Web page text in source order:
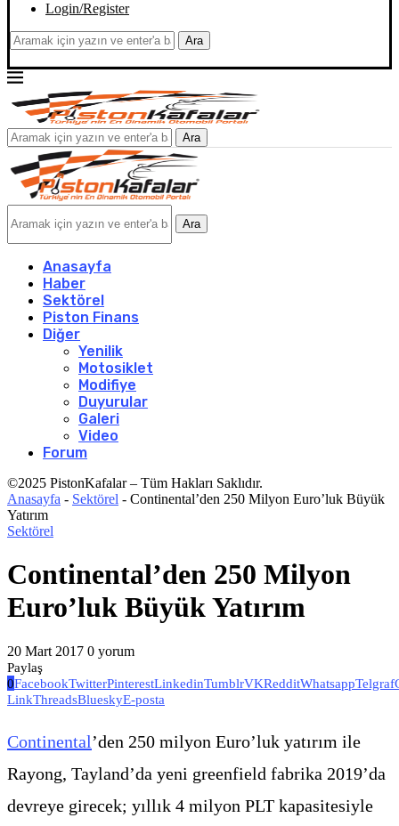
Login/Register
Ara
Ara
Ara
Anasayfa
Haber
Sektörel
Piston Finans
Diğer
Yenilik
Motosiklet
Modifiye
Duyurular
Galeri
Video
Forum
©2025 PistonKafalar – Tüm Hakları Saklıdır.
Anasayfa - Sektörel - Continental’den 250 Milyon Euro’luk Büyük
Yatırım
Sektörel
Continental’den 250 Milyon
Euro’luk Büyük Yatırım
20 Mart 2017 0 yorum
Paylaş
0FacebookTwitterPinterestLinkedinTumblrVKRedditWhatsappTelgraf
LinkThreadsBlueskyE-posta
Continental’den 250 milyon Euro’luk yatırım ile
Rayong, Tayland’da yeni greenfield fabrika 2019’da
devreye girecek; yıllık 4 milyon PLT kapasitesiyle